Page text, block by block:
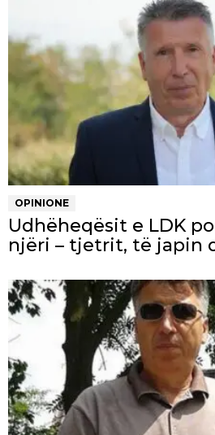
OPINIONE
Udhëheqësit e LDK
njëri – tjetrit, të japin